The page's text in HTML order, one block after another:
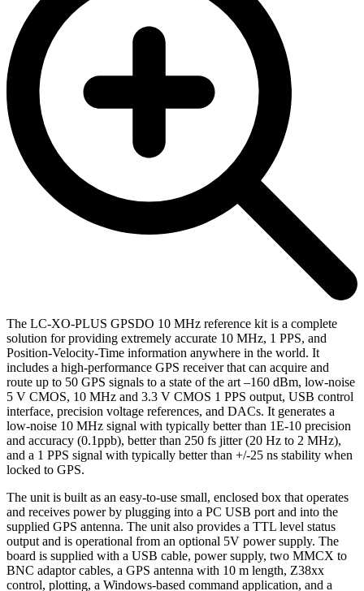
The LC-XO-PLUS GPSDO 10 MHz reference kit is a complete
solution for providing extremely accurate 10 MHz, 1 PPS, and
Position-Velocity-Time information anywhere in the world. It
includes a high-performance GPS receiver that can acquire and
route up to 50 GPS signals to a state of the art –160 dBm, low-noise
5 V CMOS, 10 MHz and 3.3 V CMOS 1 PPS output, USB control
interface, precision voltage references, and DACs. It generates a
low-noise 10 MHz signal with typically better than 1E-10 precision
and accuracy (0.1ppb), better than 250 fs jitter (20 Hz to 2 MHz),
and a 1 PPS signal with typically better than +/-25 ns stability when
locked to GPS.
The unit is built as an easy-to-use small, enclosed box that operates
and receives power by plugging into a PC USB port and into the
supplied GPS antenna. The unit also provides a TTL level status
output and is operational from an optional 5V power supply. The
board is supplied with a USB cable, power supply, two MMCX to
BNC adaptor cables, a GPS antenna with 10 m length, Z38xx
control, plotting, a Windows-based command application, and a